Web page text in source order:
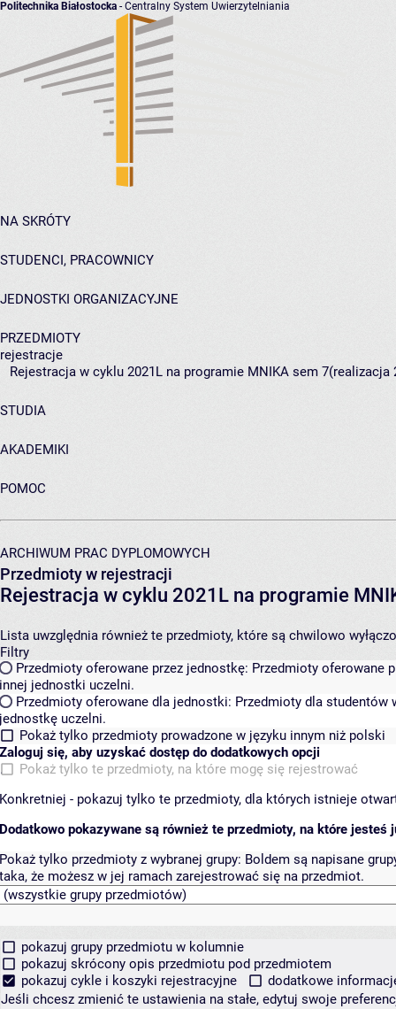
Politechnika Białostocka - Centralny System Uwierzytelniania
NA SKRÓTY
STUDENCI, PRACOWNICY
JEDNOSTKI ORGANIZACYJNE
PRZEDMIOTY
rejestracje
Rejestracja w cyklu 2021L na programie MNIKA sem 7(realizacja
STUDIA
AKADEMIKI
POMOC
ARCHIWUM PRAC DYPLOMOWYCH
Przedmioty w rejestracji
Rejestracja w cyklu 2021L na programie
Lista uwzględnia również te przedmioty, które są chwilowo
Filtry
Przedmioty oferowane przez jednostkę: Przedmioty oferowane
innej jednostki uczelni.
Przedmioty oferowane dla jednostki: Przedmioty dla studentów
jednostkę uczelni.
Pokaż tylko przedmioty prowadzone w języku innym niż polski
Zaloguj się, aby uzyskać dostęp do dodatkowych opcji
Pokaż tylko te przedmioty, na które mogę się rejestrować
Konkretniej - pokazuj tylko te przedmioty, dla których istnieje
Dodatkowo pokazywane są również te przedmioty, na które jesteś
Pokaż tylko przedmioty z wybranej grupy: Boldem są napisane
taka, że możesz w jej ramach zarejestrować się na przedmiot.
pokazuj grupy przedmiotu w kolumnie
pokazuj skrócony opis przedmiotu pod przedmiotem
pokazuj cykle i koszyki rejestracyjne
dodatkowe
Jeśli chcesz zmienić te ustawienia na stałe, edytuj swoje